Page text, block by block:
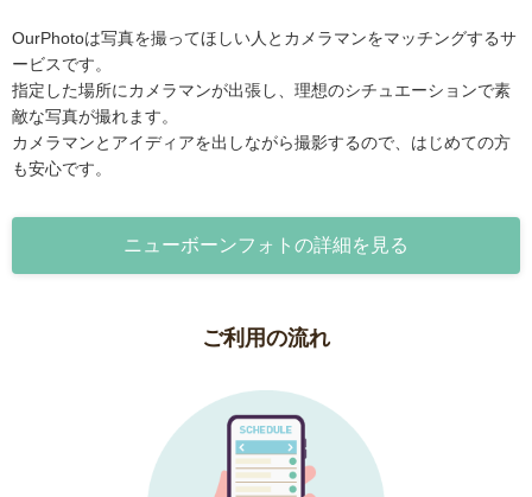
OurPhotoは写真を撮ってほしい人とカメラマンをマッチングするサ
ービスです。
指定した場所にカメラマンが出張し、理想のシチュエーションで素
敵な写真が撮れます。
カメラマンとアイディアを出しながら撮影するので、はじめての方
も安心です。
ニューボーンフォトの詳細を見る
ご利用の流れ